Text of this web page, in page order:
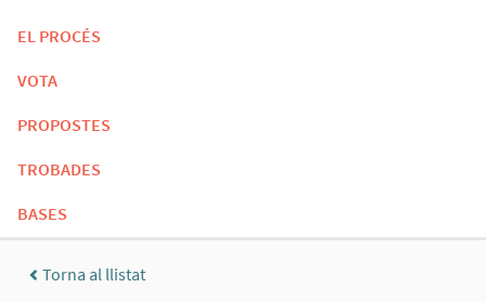
EL PROCÉS
VOTA
PROPOSTES
TROBADES
BASES
Torna al llistat